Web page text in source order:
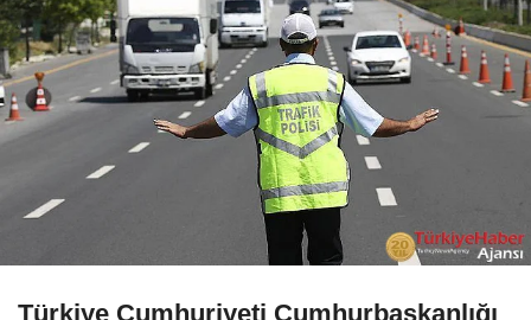
Türkiye Cumhuriyeti Cumhurbaşkanlığı